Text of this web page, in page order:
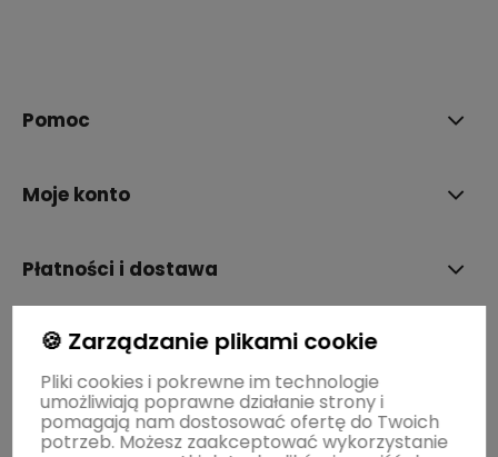
Pomoc
Moje konto
Płatności i dostawa
Informacje
O nas
🍪 Zarządzanie plikami cookie
Pliki cookies i pokrewne im technologie
umożliwiają poprawne działanie strony i
pomagają nam dostosować ofertę do Twoich
potrzeb. Możesz zaakceptować wykorzystanie